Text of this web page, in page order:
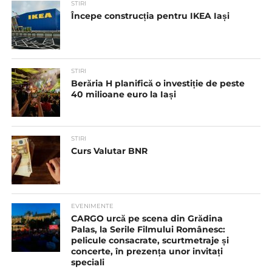
STIRI
Începe construcția pentru IKEA Iași
STIRI
Berăria H planifică o investiție de peste
40 milioane euro la Iași
STIRI
Curs Valutar BNR
EVENIMENTE
CARGO urcă pe scena din Grădina
Palas, la Serile Filmului Românesc:
pelicule consacrate, scurtmetraje și
concerte, în prezența unor invitați
speciali